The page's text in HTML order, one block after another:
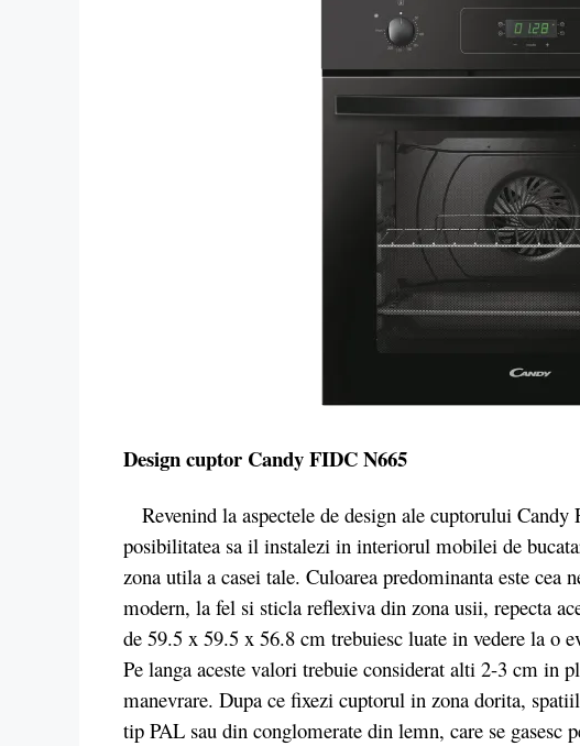
Design cuptor Candy FIDC N665
Revenind la aspectele de design ale cuptorului
posibilitatea sa il instalezi in interiorul mobilei de
zona utila a casei tale. Culoarea predominanta este cea
modern, la fel si sticla reflexiva din zona usii, repecta
de 59.5 x 59.5 x 56.8 cm trebuiesc luate in vedere la o
Pe langa aceste valori trebuie considerat alti 2-3 cm in
manevrare. Dupa ce fixezi cuptorul in zona dorita,
tip PAL sau din conglomerate din lemn, care se gasesc